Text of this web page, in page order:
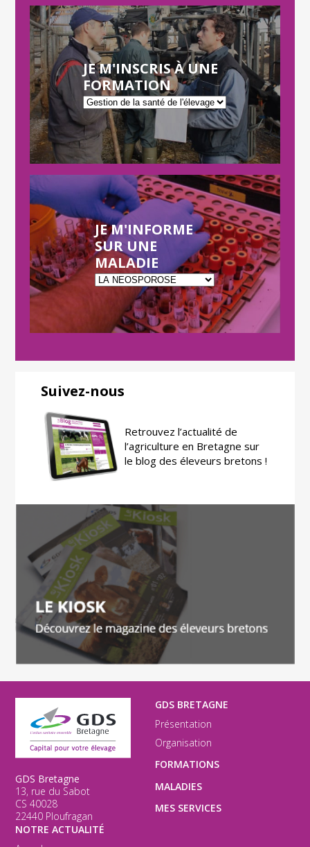
JE M'INSCRIS À UNE
FORMATION
JE M'INFORME
SUR UNE
MALADIE
Suivez-nous
Retrouvez l’actualité de
l’agriculture en Bretagne sur
le blog des éleveurs bretons !
GDS Bretagne
13, rue du Sabot
CS 40028
22440 Ploufragan
GDS BRETAGNE
Présentation
Organisation
FORMATIONS
MALADIES
MES SERVICES
NOTRE ACTUALITÉ